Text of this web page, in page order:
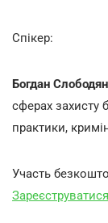
Спікер:
Богдан Слободян
сферах захисту
практики,
Участь